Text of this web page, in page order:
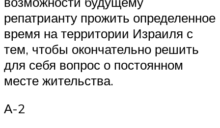
репатрианту прожить определенное
время на территории Израиля с
тем, чтобы окончательно решить
для себя вопрос о постоянном
месте жительства.
А-2